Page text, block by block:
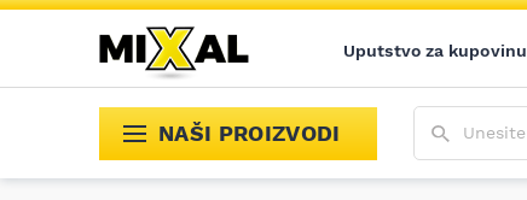
Uputstvo za kupovinu
NAŠI PROIZVODI